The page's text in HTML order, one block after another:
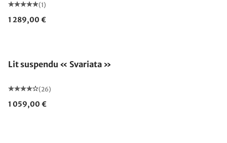
(1)
1 289,00 €
Lit suspendu « Svariata »
(26)
1 059,00 €